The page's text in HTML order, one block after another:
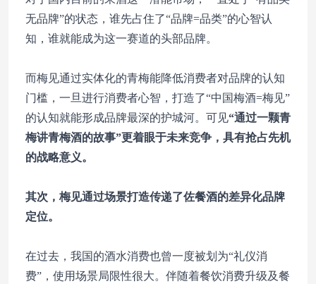
无品牌”的状态，谁先占住了“品牌=品类”的心智认
知，谁就能成为这一赛道的头部品牌。
而梅见通过实体化的青梅能降低消费者对品牌的认知
门槛，一旦进行消费者心智，打造了“中国梅酒=梅见”
的认知就能形成品牌最深的护城河。可见“通过一颗青
梅讲青梅酒的故事”更着眼于未来竞争，具有抢占先机
的战略意义。
其次，梅见通过场景打造传递了佐餐酒的差异化品牌
定位。
在过去，我国的酒水消费也曾一度被划为“礼仪消
费”，使用场景局限性很大。伴随着餐饮消费升级及餐